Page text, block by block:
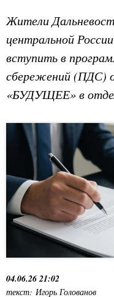
Жители
центральной
вступить в
сбережений
«БУДУЩЕЕ» в
04.06.26 21:02
текст: Игорь Голованов